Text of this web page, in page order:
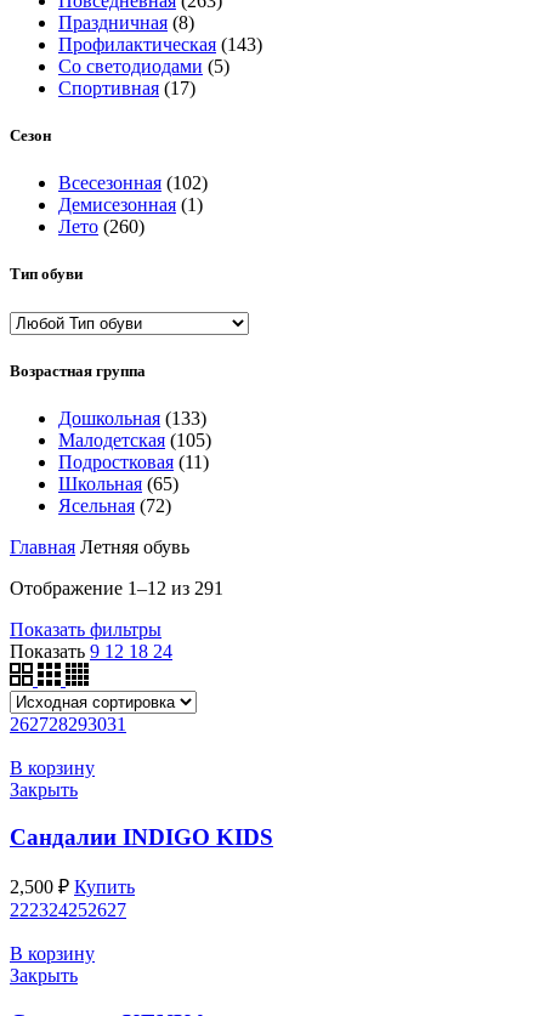
Праздничная (8)
Профилактическая (143)
Со светодиодами (5)
Спортивная (17)
Сезон
Всесезонная (102)
Демисезонная (1)
Лето (260)
Тип обуви
Возрастная группа
Дошкольная (133)
Малодетская (105)
Подростковая (11)
Школьная (65)
Ясельная (72)
Главная Летняя обувь
Отображение 1–12 из 291
Показать фильтры
Показать 9 12 18 24
262728293031
В корзину
Закрыть
Cандалии INDIGO KIDS
2,500 ₽ Купить
222324252627
В корзину
Закрыть